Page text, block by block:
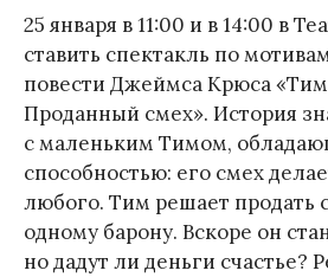
25 января в 11:00 и в 14:00 в
ставить спектакль по
повести Джеймса Крюса
Проданный смех». История
с маленьким Тимом,
способностью: его смех
любого. Тим решает продать
одному барону. Вскоре он
но дадут ли деньги счастье?